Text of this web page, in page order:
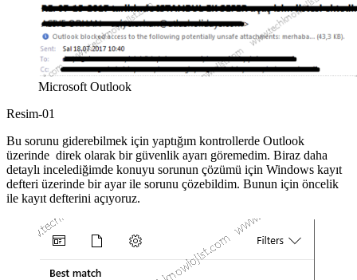
Microsoft Outlook
Resim-01
Bu sorunu giderebilmek için yaptığım kontrollerde Outlook
üzerinde direk olarak bir güvenlik ayarı göremedim. Biraz daha
detaylı incelediğimde konuyu sorunun çözümü için Windows kayıt
defteri üzerinde bir ayar ile sorunu çözebildim. Bunun için öncelik
ile kayıt defterini açıyoruz.